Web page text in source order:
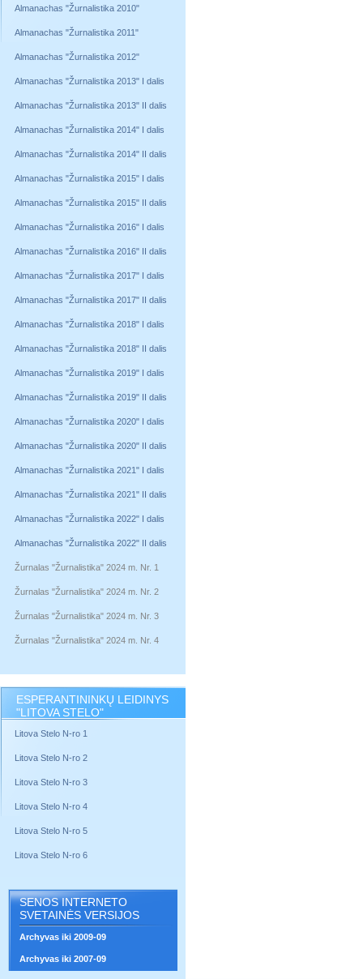
Almanachas "Žurnalistika 2010"
Almanachas "Žurnalistika 2011"
Almanachas "Žurnalistika 2012"
Almanachas "Žurnalistika 2013" I dalis
Almanachas "Žurnalistika 2013" II dalis
Almanachas "Žurnalistika 2014" I dalis
Almanachas "Žurnalistika 2014" II dalis
Almanachas "Žurnalistika 2015" I dalis
Almanachas "Žurnalistika 2015" II dalis
Almanachas "Žurnalistika 2016" I dalis
Almanachas "Žurnalistika 2016" II dalis
Almanachas "Žurnalistika 2017" I dalis
Almanachas "Žurnalistika 2017" II dalis
Almanachas "Žurnalistika 2018" I dalis
Almanachas "Žurnalistika 2018" II dalis
Almanachas "Žurnalistika 2019" I dalis
Almanachas "Žurnalistika 2019" II dalis
Almanachas "Žurnalistika 2020" I dalis
Almanachas "Žurnalistika 2020" II dalis
Almanachas "Žurnalistika 2021" I dalis
Almanachas "Žurnalistika 2021" II dalis
Almanachas "Žurnalistika 2022" I dalis
Almanachas "Žurnalistika 2022" II dalis
Žurnalas "Žurnalistika" 2024 m. Nr. 1
Žurnalas "Žurnalistika" 2024 m. Nr. 2
Žurnalas "Žurnalistika" 2024 m. Nr. 3
Žurnalas "Žurnalistika" 2024 m. Nr. 4
ESPERANTININKŲ LEIDINYS
"LITOVA STELO"
Litova Stelo N-ro 1
Litova Stelo N-ro 2
Litova Stelo N-ro 3
Litova Stelo N-ro 4
Litova Stelo N-ro 5
Litova Stelo N-ro 6
SENOS INTERNETO
SVETAINĖS VERSIJOS
Archyvas iki 2009-09
Archyvas iki 2007-09